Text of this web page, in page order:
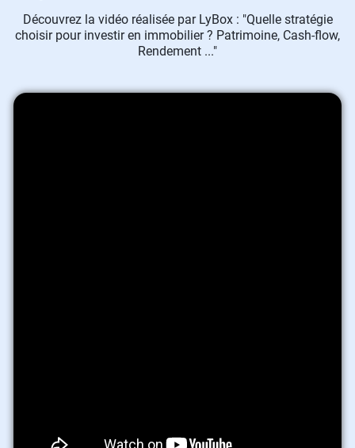
Découvrez la vidéo réalisée par LyBox : "Quelle stratégie
choisir pour investir en immobilier ? Patrimoine, Cash-flow,
Rendement ..."